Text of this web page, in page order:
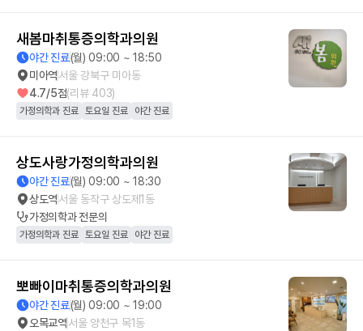
새봄마취통증의학과의원
야간 진료(월) 09:00 ~ 18:50
미아역서울 강북구 미아동
4.7/5점(리뷰 403)
가정의학과 진료 토요일 진료 야간 진료
상도사랑가정의학과의원
야간 진료(월) 09:00 ~ 18:30
상도역서울 동작구 상도제1동
가정의학과전문의
가정의학과 진료 토요일 진료 야간 진료
뽀빠이마취통증의학과의원
야간 진료(월) 09:00 ~ 19:00
오목교역서울 양천구 목1동